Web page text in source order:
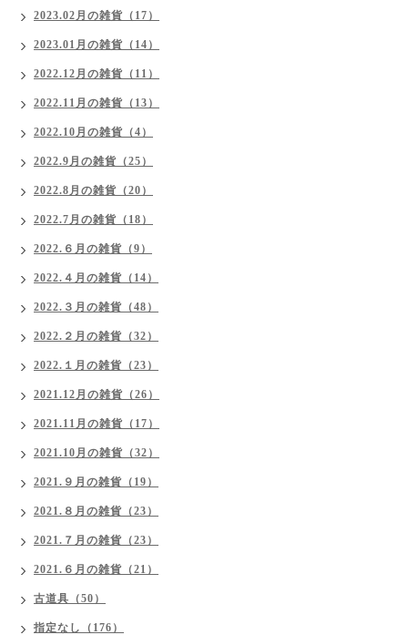
2023.02月の雑貨（17）
2023.01月の雑貨（14）
2022.12月の雑貨（11）
2022.11月の雑貨（13）
2022.10月の雑貨（4）
2022.9月の雑貨（25）
2022.8月の雑貨（20）
2022.7月の雑貨（18）
2022.６月の雑貨（9）
2022.４月の雑貨（14）
2022.３月の雑貨（48）
2022.２月の雑貨（32）
2022.１月の雑貨（23）
2021.12月の雑貨（26）
2021.11月の雑貨（17）
2021.10月の雑貨（32）
2021.９月の雑貨（19）
2021.８月の雑貨（23）
2021.７月の雑貨（23）
2021.６月の雑貨（21）
古道具（50）
指定なし（176）